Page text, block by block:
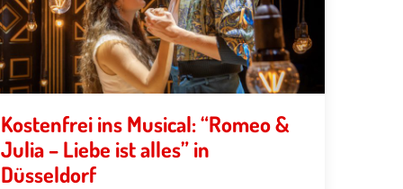
Kostenfrei ins Musical: “Romeo &
Julia – Liebe ist alles” in
Düsseldorf